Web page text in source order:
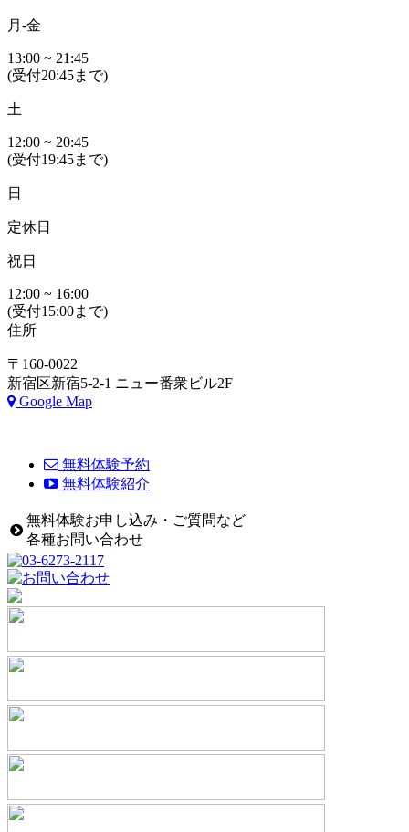
月-金
13:00 ~ 21:45
(受付20:45まで)
土
12:00 ~ 20:45
(受付19:45まで)
日
定休日
祝日
12:00 ~ 16:00
(受付15:00まで)
住所
〒160-0022
新宿区新宿5-2-1 ニュー番衆ビル2F
Google Map
無料体験予約
無料体験紹介
無料体験お申し込み・ご質問など
各種お問い合わせ